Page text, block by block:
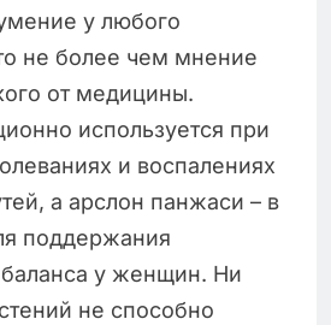
у любого
не более чем мнение
от медицины.
используется при
и воспалениях
а арслон панжаси – в
поддержания
у женщин. Ни
не способно